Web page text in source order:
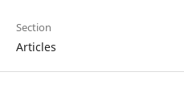
Section
Articles